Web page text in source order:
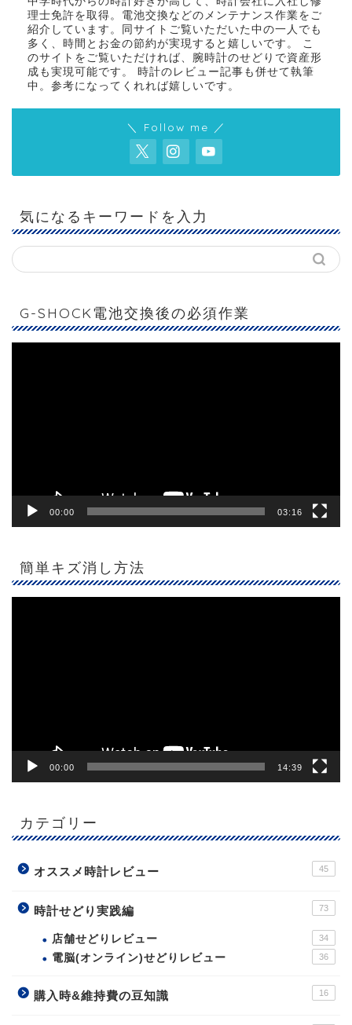
理士免許を取得。電池交換などのメンテナンス作業をご
紹介しています。同サイトご覧いただいた中の一人でも
多く、時間とお金の節約が実現すると嬉しいです。 こ
のサイトをご覧いただければ、腕時計のせどりで資産形
成も実現可能です。 時計のレビュー記事も併せて執筆
中。参考になってくれれば嬉しいです。
＼ Follow me ／
気になるキーワードを入力
G-SHOCK電池交換後の必須作業
00:00 03:16
簡単キズ消し方法
00:00 14:39
カテゴリー
オススメ時計レビュー 45
時計せどり実践編 73
店舗せどりレビュー 34
電脳(オンライン)せどりレビュー 36
購入時&維持費の豆知識 16